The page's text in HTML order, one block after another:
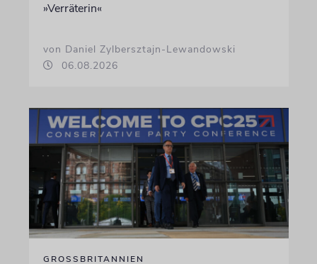
»Verräterin«
von Daniel Zylbersztajn-Lewandowski
06.08.2026
GROSSBRITANNIEN